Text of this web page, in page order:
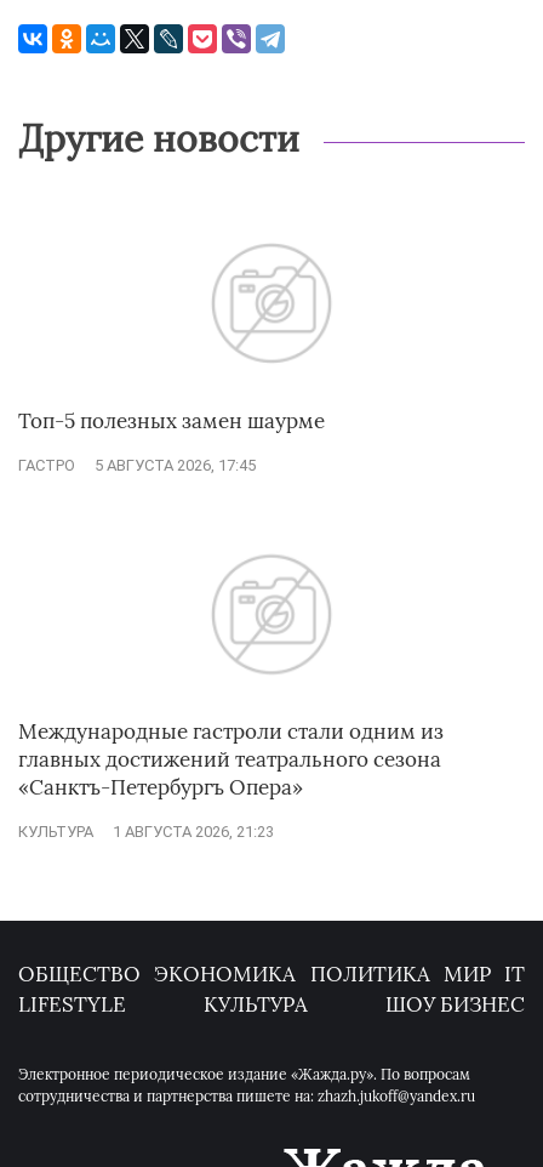
Другие новости
Топ-5 полезных замен шаурме
ГАСТРО 5 АВГУСТА 2026, 17:45
Международные гастроли стали одним из
главных достижений театрального сезона
«Санктъ-Петербургъ Опера»
КУЛЬТУРА 1 АВГУСТА 2026, 21:23
ОБЩЕСТВО ЭКОНОМИКА ПОЛИТИКА МИР IT
LIFESTYLE
КУЛЬТУРА ШОУ БИЗНЕС
Электронное периодическое издание «Жажда.ру». По вопросам
сотрудничества и партнерства пишете на: zhazh.jukoff@yandex.ru